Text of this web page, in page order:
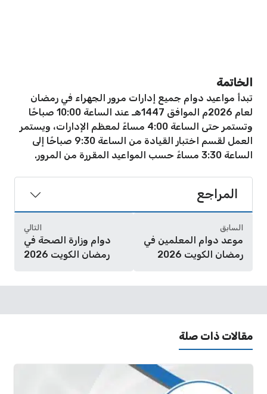
الخاتمة
تبدأ مواعيد دوام جميع إدارات مرور الجهراء في رمضان
لعام 2026م الموافق 1447هـ عند الساعة 10:00 صباحًا
وتستمر حتى الساعة 4:00 مساءً لمعظم الإدارات، ويستمر
العمل لقسم اختبار القيادة من الساعة 9:30 صباحًا إلى
الساعة 3:30 مساءً حسب المواعيد المقررة من المرور.
المراجع
السابق
موعد دوام المعلمين في
رمضان الكويت 2026
التالي
دوام وزارة الصحة في
رمضان الكويت 2026
مقالات ذات صلة